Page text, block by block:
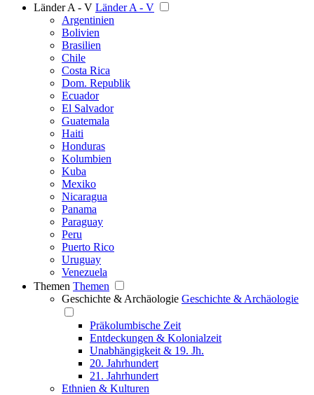
Länder A - V Länder A - V
Argentinien
Bolivien
Brasilien
Chile
Costa Rica
Dom. Republik
Ecuador
El Salvador
Guatemala
Haiti
Honduras
Kolumbien
Kuba
Mexiko
Nicaragua
Panama
Paraguay
Peru
Puerto Rico
Uruguay
Venezuela
Themen Themen
Geschichte & Archäologie Geschichte & Archäologie
Präkolumbische Zeit
Entdeckungen & Kolonialzeit
Unabhängigkeit & 19. Jh.
20. Jahrhundert
21. Jahrhundert
Ethnien & Kulturen